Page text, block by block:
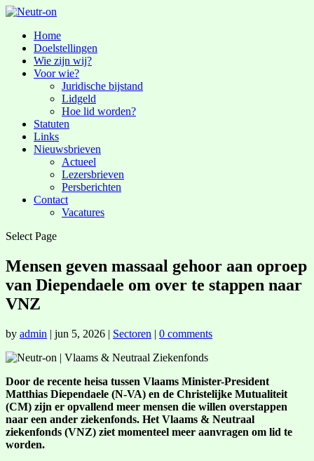
Home
Doelstellingen
Wie zijn wij?
Voor wie?
Juridische bijstand
Lidgeld
Hoe lid worden?
Statuten
Links
Nieuwsbrieven
Actueel
Lezersbrieven
Persberichten
Contact
Vacatures
Select Page
Mensen geven massaal gehoor aan oproep
van Diependaele om over te stappen naar
VNZ
by admin | jun 5, 2026 | Sectoren | 0 comments
Door de recente heisa tussen Vlaams Minister-President
Matthias Diependaele (N-VA) en de Christelijke Mutualiteit
(CM) zijn er opvallend meer mensen die willen overstappen
naar een ander ziekenfonds. Het Vlaams & Neutraal
ziekenfonds (VNZ) ziet momenteel meer aanvragen om lid te
worden.